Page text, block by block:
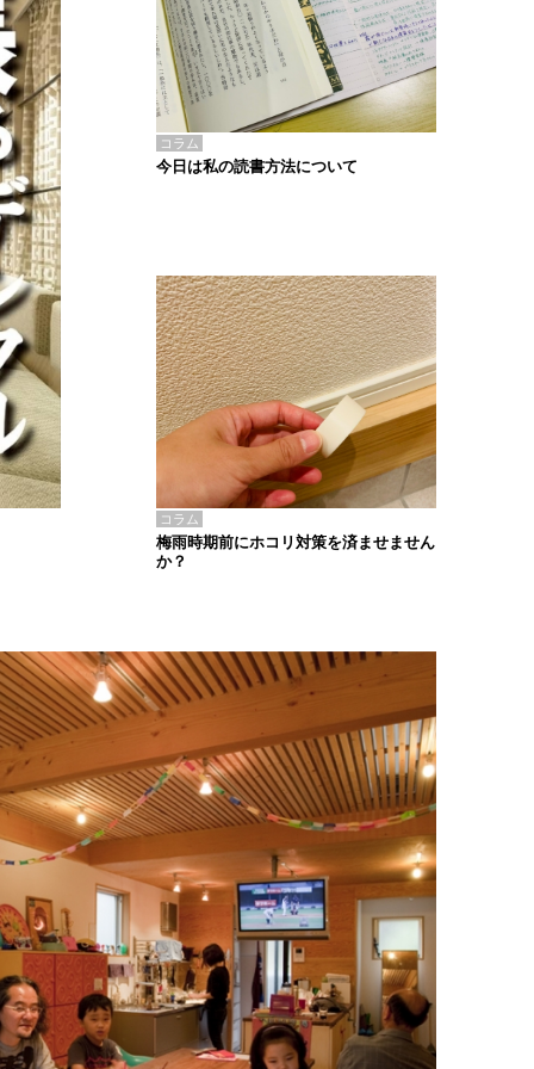
コラム
今日は私の読書方法について
コラム
梅雨時期前にホコリ対策を済ませません
か？